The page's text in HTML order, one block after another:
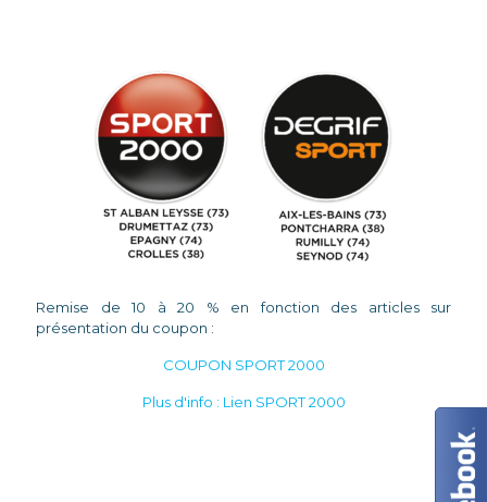
Remise de 10 à 20 % en fonction des articles sur
présentation du coupon :
COUPON SPORT 2000
Plus d'info : Lien SPORT 2000